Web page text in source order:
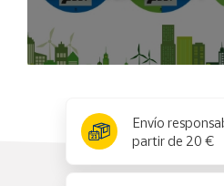
Envío
partir de 20 €